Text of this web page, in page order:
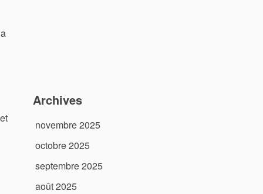
Archives
novembre 2025
octobre 2025
septembre 2025
août 2025